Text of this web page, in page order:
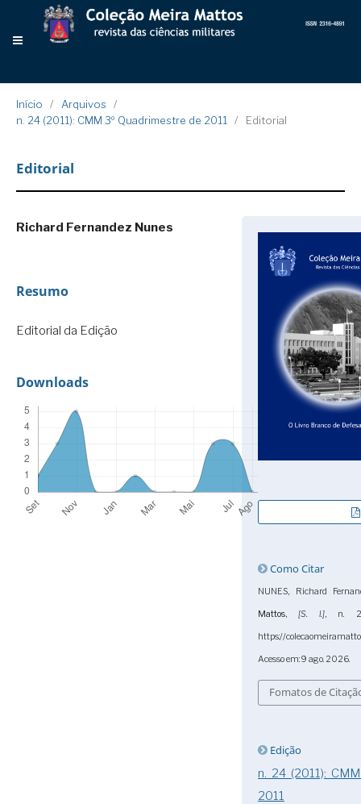
Início / Arquivos
/
n. 24 (2011): CMM 3º Quadrimestre de 2011 / Editorial
Editorial
Richard Fernandez Nunes
Resumo
Editorial da Edição
Downloads
Como Citar
NUNES, Richard
Mattos,[S. l.], n.
https://
Acesso em: 9 ago. 2026.
Fomatos de
Edição
n. 24 (2011):
2011